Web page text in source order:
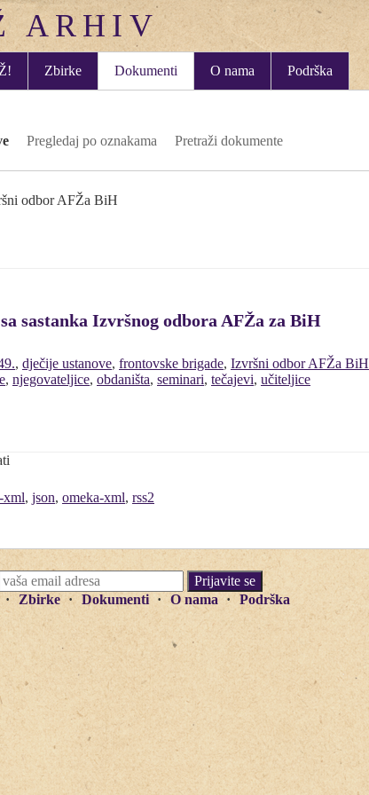
Zbirke Dokumenti O nama Podrška
Pregledaj po oznakama Pretraži dokumente
odbor AFŽa BiH
sastanka Izvršnog odbora AFŽa za BiH
, dječije ustanove, frontovske brigade, Izvršni odbor AFŽa BiH
, njegovateljice, obdaništa, seminari, tečajevi, učiteljice
xml, json, omeka-xml, rss2
Zbirke Dokumenti O nama
Podrška